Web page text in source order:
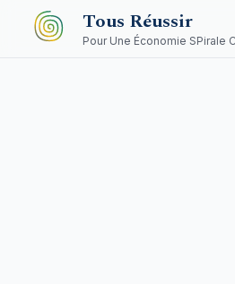
Aller au contenu principal
Tous Réussir
Pour Une Économie SPirale